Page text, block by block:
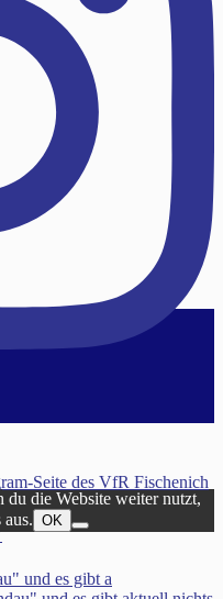
Seite des VfR Fischenich
und es gibt a
du die Website weiter nutzt,
OK